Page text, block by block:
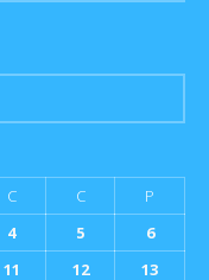
C C
P
4 5
6
11 12 13